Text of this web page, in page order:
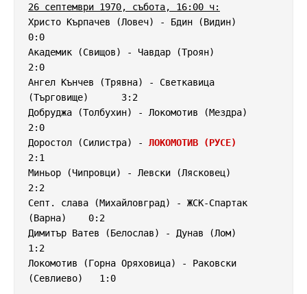
26 септември 1970, събота, 16:00 ч:
Христо Кърпачев (Ловеч) - Бдин (Видин)
0:0
Академик (Свищов) - Чавдар (Троян)
2:0
Ангел Кънчев (Трявна) - Светкавица
(Търговище)      3:2
Добруджа (Толбухин) - Локомотив (Мездра)
2:0
Доростол (Силистра) - ЛОКОМОТИВ (РУСЕ)
2:1
Миньор (Чипровци) - Левски (Лясковец)
2:2
Септ. слава (Михайловград) - ЖСК-Спартак
(Варна)    0:2
Димитър Ватев (Белослав) - Дунав (Лом)
1:2
Локомотив (Горна Оряховица) - Раковски
(Севлиево)   1:0